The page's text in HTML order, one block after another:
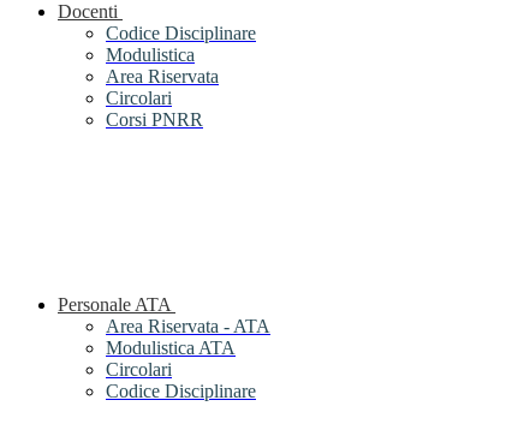
Docenti
Codice Disciplinare
Modulistica
Area Riservata
Circolari
Corsi PNRR
Personale ATA
Area Riservata - ATA
Modulistica ATA
Circolari
Codice Disciplinare